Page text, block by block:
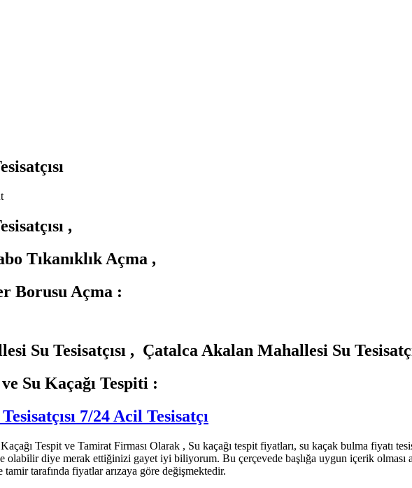
,
Tıkanıklık Açma ,
Borusu Açma :
Tesisatçısı , Çatalca Akalan Mahallesi Su
Kaçağı Tespiti :
7/24 Acil Tesisatçı
Tespit ve Tamirat Firması Olarak , Su kaçağı tespit fiyatları, su kaçak bulma fiyatı
olabilir diye merak ettiğinizi gayet iyi biliyorum. Bu çerçevede başlığa uygun içerik olması
tarafında fiyatlar arızaya göre değişmektedir.